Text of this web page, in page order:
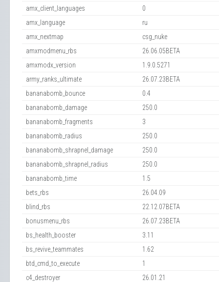
amx_client_languages
0
amx_language
ru
amx_nextmap
csg_nuke
amxmodmenu_rbs
26.06.05BETA
amxmodx_version
1.9.0.5271
army_ranks_ultimate
26.07.23BETA
bananabomb_bounce
0.4
bananabomb_damage
250.0
bananabomb_fragments
3
bananabomb_radius
250.0
bananabomb_shrapnel_damage
250.0
bananabomb_shrapnel_radius
250.0
bananabomb_time
1.5
bets_rbs
26.04.09
blind_rbs
22.12.07BETA
bonusmenu_rbs
26.07.23BETA
bs_health_booster
3.11
bs_revive_teammates
1.62
btd_cmd_to_execute
1
c4_destroyer
26.01.21